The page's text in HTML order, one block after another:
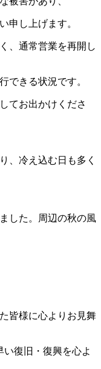
申し上げます。
、通常営業を再開し
できる状況です。
てお出かけくださ
、冷え込む日も多く
した。周辺の秋の風
皆様に心よりお見舞
復旧・復興を心よ